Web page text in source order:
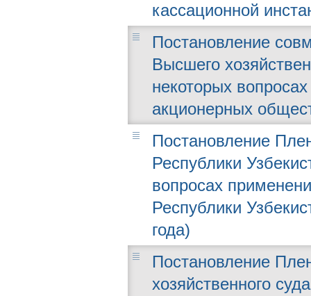
кассационной
Постановление
Высшего
некоторых
акционерных
Постановление
Республики
вопросах
Республики
года)
Постановление
хозяйственного